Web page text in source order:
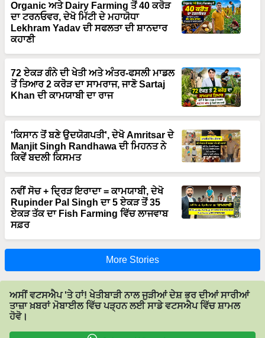
Organic ਅਤੇ Dairy Farming ਤੋਂ 40 ਕਰੋੜ
ਦਾ ਟਰਨਓਵਰ, ਦੇਖੋ ਮਿੱਟੀ ਦੇ ਮਹਾਯੋਧਾ
Lekhram Yadav ਦੀ ਸਫਲਤਾ ਦੀ ਸ਼ਾਨਦਾਰ
ਕਹਾਣੀ
72 ਏਕੜ ਗੰਨੇ ਦੀ ਖੇਤੀ ਅਤੇ ਅੰਤਰ-ਫਸਲੀ ਮਾਡਲ
ਤੋਂ ਤਿਆਰ 2 ਕਰੋੜ ਦਾ ਸਾਮਰਾਜ, ਜਾਣੋ Sartaj
Khan ਦੀ ਕਾਮਯਾਬੀ ਦਾ ਰਾਜ
'ਕਿਸਾਨ ਤੋਂ ਬਣੇ ਉਦਯੋਗਪਤੀ', ਦੇਖੋ Amritsar ਦੇ
Manjit Singh Randhawa ਦੀ ਮਿਹਨਤ ਨੇ
ਕਿਵੇਂ ਬਦਲੀ ਕਿਸਮਤ
ਨਵੀਂ ਸੋਚ + ਦ੍ਰਿੜ ਇਰਾਦਾ = ਕਾਮਯਾਬੀ, ਦੇਖੋ
Rupinder Pal Singh ਦਾ 5 ਏਕੜ ਤੋਂ 35
ਏਕੜ ਤੱਕ ਦਾ Fish Farming ਵਿੱਚ ਲਾਜਵਾਬ
ਸਫ਼ਰ
More Stories
ਅਸੀਂ ਵਟਸਐਪ 'ਤੇ ਹਾਂ! ਖੇਤੀਬਾੜੀ ਨਾਲ ਜੁੜੀਆਂ ਦੇਸ਼ ਭਰ ਦੀਆਂ ਸਾਰੀਆਂ
ਤਾਜ਼ਾ ਖ਼ਬਰਾਂ ਮੋਬਾਈਲ ਵਿੱਚ ਪੜ੍ਹਨ ਲਈ ਸਾਡੇ ਵਟਸਐਪ ਵਿੱਚ ਸ਼ਾਮਲ
ਹੋਵੋ।